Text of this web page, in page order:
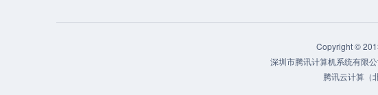
Copyright ©
深圳市腾讯计算机系统有限公
腾讯云计算（